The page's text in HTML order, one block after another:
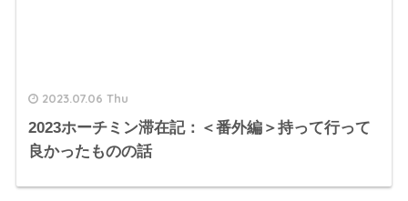
2023.07.06 Thu
2023ホーチミン滞在記：＜番外編＞持って行って
良かったものの話